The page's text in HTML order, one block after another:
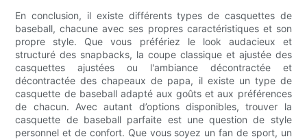
En conclusion, il existe différents types de casquettes de
baseball, chacune avec ses propres caractéristiques et son
propre style. Que vous préfériez le look audacieux et
structuré des snapbacks, la coupe classique et ajustée des
casquettes ajustées ou l'ambiance décontractée et
décontractée des chapeaux de papa, il existe un type de
casquette de baseball adapté aux goûts et aux préférences
de chacun. Avec autant d’options disponibles, trouver la
casquette de baseball parfaite est une question de style
personnel et de confort. Que vous soyez un fan de sport, un